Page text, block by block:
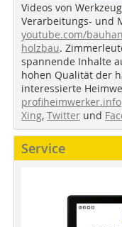
Videos von
Verarbeitungs- und
youtube.com/
holzbau.
spannende Inhalte
hohen Qualität der
interessierte
profiheimwerker.info
Xing, Twitter und
Service